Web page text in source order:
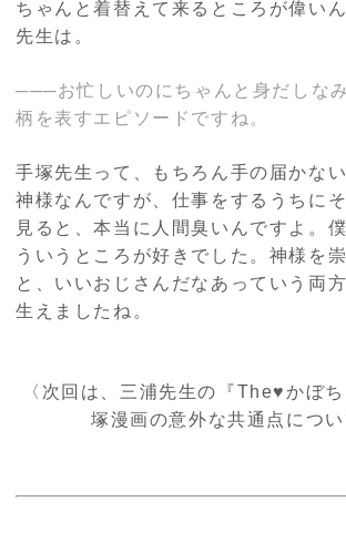
ちゃんと着替えて来るところが偉い
先生は。
───お忙しいのにちゃんと身だしな
柄を表すエピソードですね。
手塚先生って、もちろん手の届かな
神様なんですが、仕事をするうちに
見ると、本当に人間臭いんですよ。
ういうところが好きでした。神様を
と、いいおじさんだなあっていう両
生えましたね。
〈次回は、三浦先生の『The♥かぼ
塚漫画の意外な共通点につい